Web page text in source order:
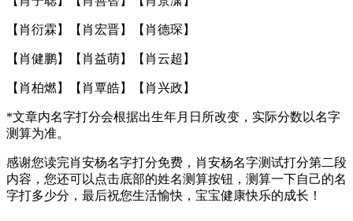
【 肖衍霖 】【 肖宏晋】【 肖德琛 】
【 肖健鹏】【 肖益萌】【 肖云超 】
【 肖柏燃】【 肖覃皓】【 肖兴政 】
*文章内名字打分会根据出生年月日所改变，实际分数以名字
测算为准。
感谢您读完肖安杨名字打分免费，肖安杨名字测试打分第二段
内容，您还可以点击底部的姓名测算按钮 ，测算一下自己的名
字打多少分，最后祝您生活愉快，宝宝健康快乐的成长！